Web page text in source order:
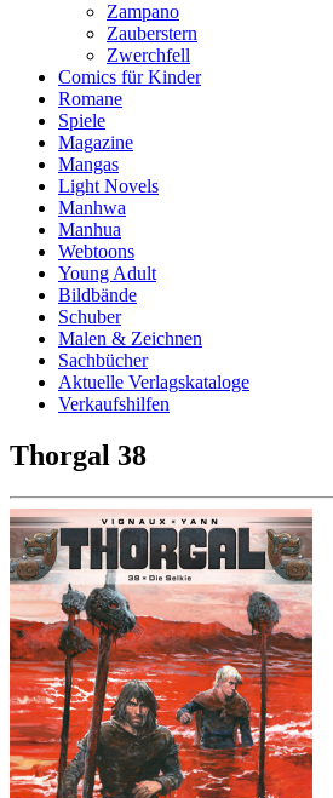
Zampano
Zauberstern
Zwerchfell
Comics für Kinder
Romane
Spiele
Magazine
Mangas
Light Novels
Manhwa
Manhua
Webtoons
Young Adult
Bildbände
Schuber
Malen & Zeichnen
Sachbücher
Aktuelle Verlagskataloge
Verkaufshilfen
Thorgal 38